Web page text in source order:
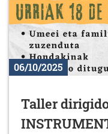
06/10/2025
Taller